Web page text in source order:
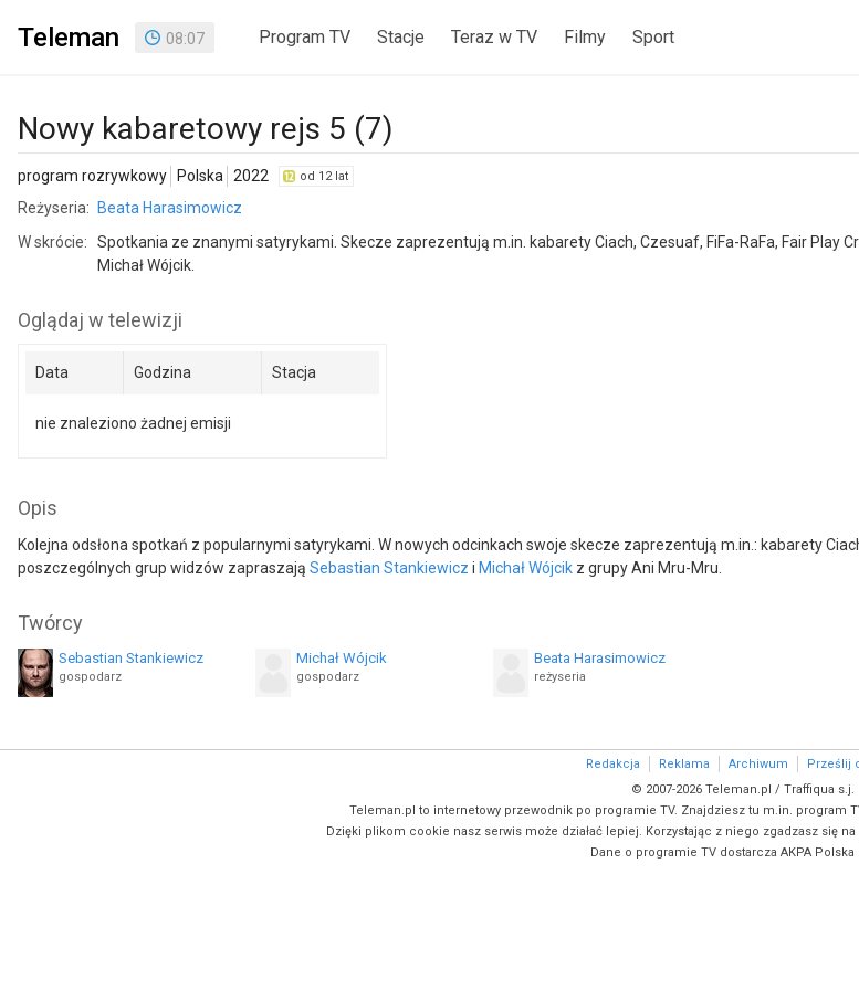
Teleman 08:07 Program TV Stacje Teraz w TV Filmy Sport
Nowy kabaretowy rejs 5 (7)
program rozrywkowy Polska 2022 od 12 lat
Reżyseria:
Beata Harasimowicz
W skrócie:
Spotkania ze znanymi satyrykami. Skecze zaprezentują m.in. kabarety Ciach, Czesuaf, FiFa-RaFa, Fair
Michał Wójcik.
Oglądaj w telewizji
Data Godzina Stacja
nie znaleziono żadnej emisji
Opis
Kolejna odsłona spotkań z popularnymi satyrykami. W nowych odcinkach swoje skecze zaprezentują m.in.: kabarety
poszczególnych grup widzów zapraszają Sebastian Stankiewicz i Michał Wójcik z grupy Ani Mru-Mru.
Twórcy
Sebastian Stankiewicz
gospodarz
Michał Wójcik
gospodarz
Beata Harasimowicz
reżyseria
Redakcja Reklama Archiwum
Prześlij
© 2007-2026 Teleman.pl / Traffiqua s.j.
Teleman.pl to internetowy przewodnik po programie TV. Znajdziesz tu m.in. program
Dzięki plikom cookie nasz serwis może działać lepiej. Korzystając z niego zgadzasz się
Dane o programie TV dostarcza AKPA Polska